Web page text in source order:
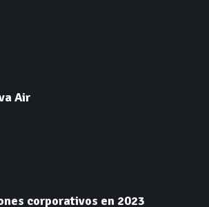
Air
corporativos en 2023